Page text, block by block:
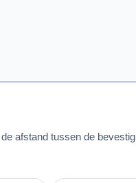
afstand tussen de